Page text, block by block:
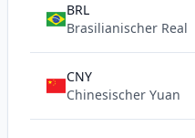
BRL
Brasilianischer Real
CNY
Chinesischer Yuan